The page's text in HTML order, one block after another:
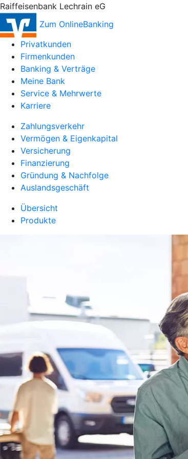
Raiffeisenbank Lechrain eG
Zum OnlineBanking
Privatkunden
Firmenkunden
Banking & Verträge
Meine Bank
Service & Mehrwerte
Karriere
Zahlungsverkehr
Vermögen & Eigenkapital
Versicherung
Finanzierung
Gründung & Nachfolge
Auslandsgeschäft
Übersicht
Produkte